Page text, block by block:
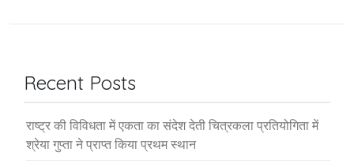
Recent Posts
राष्ट्र की विविधता में एकता का संदेश देती चित्रकला प्रतियोगिता में
श्रेया गुप्ता ने प्राप्त किया प्रथम स्थान